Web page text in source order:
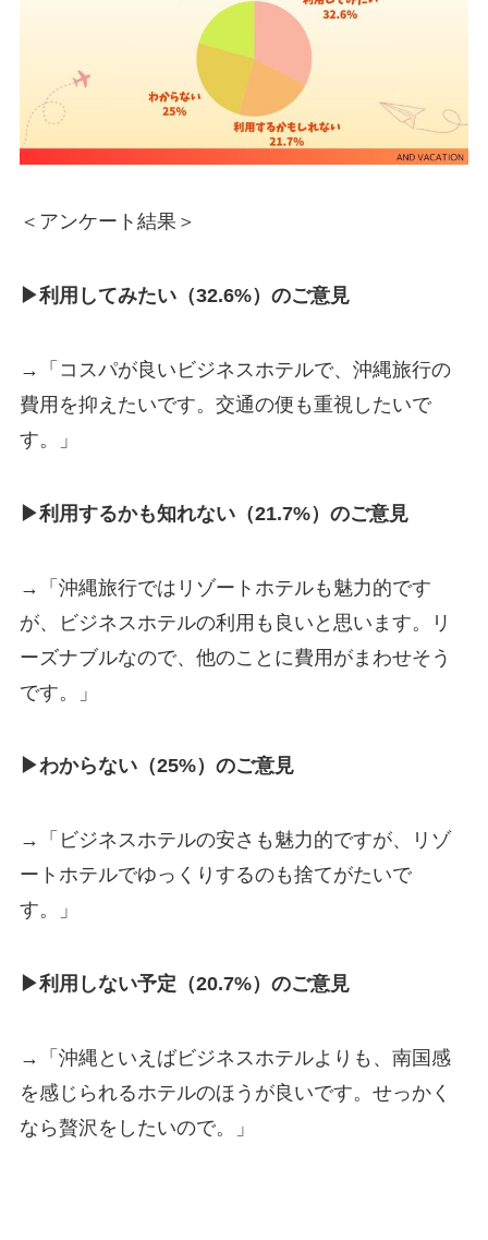
＜アンケート結果＞
▶利用してみたい（32.6%）のご意見
→「コスパが良いビジネスホテルで、沖縄旅行の
費用を抑えたいです。交通の便も重視したいで
す。」
▶利用するかも知れない（21.7%）のご意見
→「沖縄旅行ではリゾートホテルも魅力的です
が、ビジネスホテルの利用も良いと思います。リ
ーズナブルなので、他のことに費用がまわせそう
です。」
▶わからない（25%）のご意見
→「ビジネスホテルの安さも魅力的ですが、リゾ
ートホテルでゆっくりするのも捨てがたいで
す。」
▶利用しない予定（20.7%）のご意見
→「沖縄といえばビジネスホテルよりも、南国感
を感じられるホテルのほうが良いです。せっかく
なら贅沢をしたいので。」